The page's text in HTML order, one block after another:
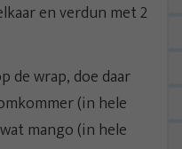
en verdun met 2
de wrap, doe daar
(in hele
mango (in hele